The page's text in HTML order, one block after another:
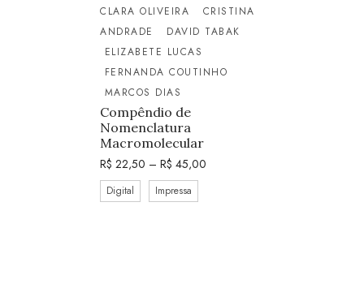
CLARA OLIVEIRA
CRISTINA
ANDRADE
DAVID TABAK
ELIZABETE LUCAS
FERNANDA COUTINHO
MARCOS DIAS
Compêndio de
Nomenclatura
Macromolecular
R$ 22,50 – R$ 45,00
Digital Impressa